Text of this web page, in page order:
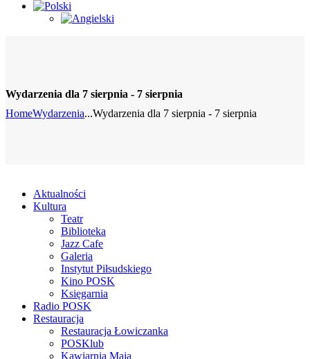
Wydarzenia dla 7 sierpnia - 7 sierpnia
HomeWydarzenia...Wydarzenia dla 7 sierpnia - 7 sierpnia
Aktualności
Kultura
Teatr
Biblioteka
Jazz Cafe
Galeria
Instytut Piłsudskiego
Kino POSK
Księgarnia
Radio POSK
Restauracja
Restauracja Łowiczanka
POSKlub
Kawiarnia Maja